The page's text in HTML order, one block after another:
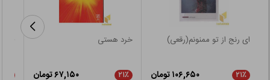
ای رنج از تو ممنونم(رقعی)
۲۱٪
۱۰۶,۶۵۰ تومان
خرد هستی
۲۱٪
۶۷,۱۵۰ تومان